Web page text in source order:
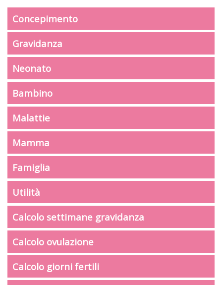
Concepimento
Gravidanza
Neonato
Bambino
Malattie
Mamma
Famiglia
Utilità
Calcolo settimane gravidanza
Calcolo ovulazione
Calcolo giorni fertili